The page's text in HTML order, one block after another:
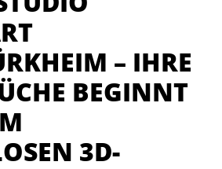
– IHRE
BEGINNT
3D-